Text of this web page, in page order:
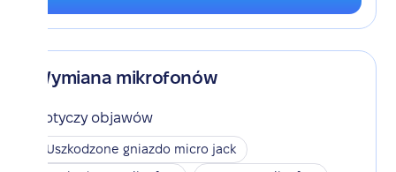
Wymiana mikrofonów
Dotyczy objawów
Uszkodzone gniazdo micro jack